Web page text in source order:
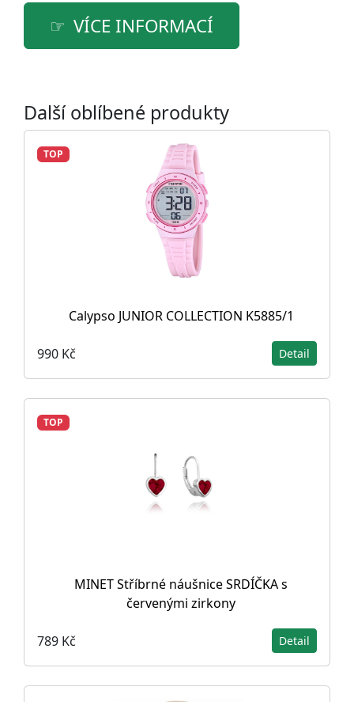
VÍCE INFORMACÍ
Další oblíbené produkty
TOP
Calypso JUNIOR COLLECTION K5885/1
990 Kč Detail
TOP
MINET Stříbrné náušnice SRDÍČKA s
červenými zirkony
789 Kč Detail